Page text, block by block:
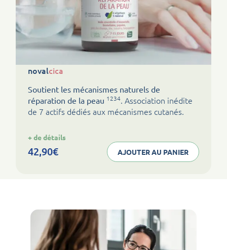
novalcica
Soutient les mécanismes naturels de
réparation de la peau 1234. Association inédite
de 7 actifs dédiés aux mécanismes cutanés.
+ de détails:
42,90€ AJOUTER AU PANIER